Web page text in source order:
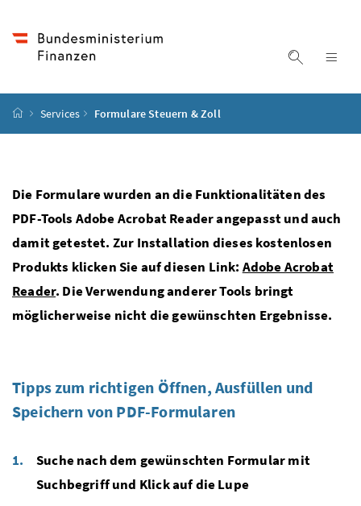
Suche
Startseite
Services Formulare Steuern & Zoll
Die Formulare wurden an die Funktionalitäten des
PDF-Tools Adobe Acrobat Reader angepasst und auch
damit getestet. Zur Installation dieses kostenlosen
Produkts klicken Sie auf diesen Link: Adobe Acrobat
Reader. Die Verwendung anderer Tools bringt
möglicherweise nicht die gewünschten Ergebnisse.
Tipps zum richtigen Öffnen, Ausfüllen und
Speichern von PDF-Formularen
Suche nach dem gewünschten Formular mit
Suchbegriff und Klick auf die Lupe